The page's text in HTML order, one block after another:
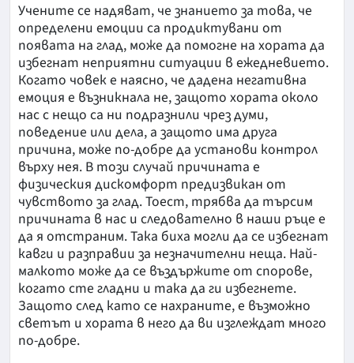
Учените се надяват, че знанието за това, че
определени емоции са продиктувани от
появата на глад, може да помогне на хората да
избегнат неприятни ситуации в ежедневието.
Когато човек е наясно, че дадена негативна
емоция е възникнала не, защото хората около
нас с нещо са ни подразнили чрез думи,
поведение или дела, а защото има друга
причина, може по-добре да установи контрол
върху нея. В този случай причината е
физическия дискомфорт предизвикан от
чувството за глад. Тоест, трябва да търсим
причината в нас и следователно в наши ръце е
да я отстраним. Така биха могли да се избегнат
кавги и разправии за незначителни неща. Най-
малкото може да се въздържите от спорове,
когато сте гладни и така да ги избегнете.
Защото след като се нахраните, е възможно
светът и хората в него да ви изглеждат много
по-добре.